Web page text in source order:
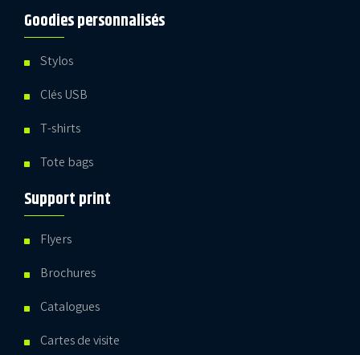
Goodies personnalisés
Stylos
Clés USB
T-shirts
Tote bags
Support print
Flyers
Brochures
Catalogues
Cartes de visite